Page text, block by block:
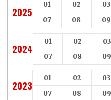
2025
01 02 03
07
08 09
2024
01 02 03
07
08 09
2023
01 02 03
07
08 09